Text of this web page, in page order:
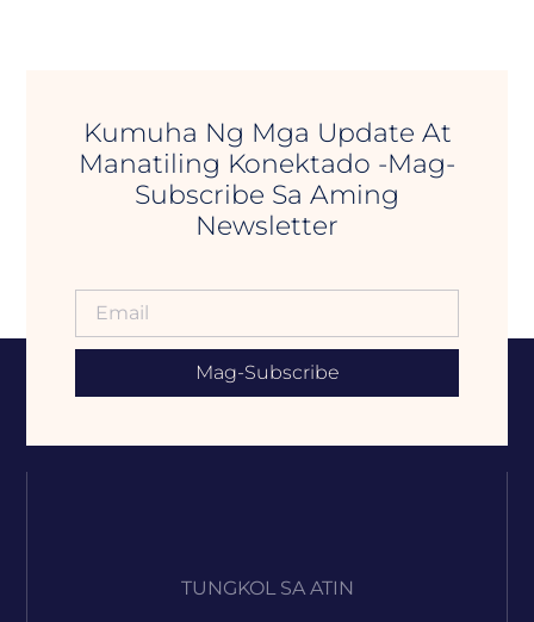
Kumuha Ng Mga Update At
Manatiling Konektado -Mag-
Subscribe Sa Aming
Newsletter
Mag-Subscribe
TUNGKOL SA ATIN